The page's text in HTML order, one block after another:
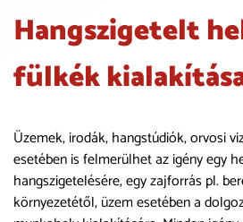
Hangszigetelt
fülkék
Üzemek, irodák, hangstúdiók, orvosi
esetében is felmerülhet az igény egy
hangszigetelésére, egy zajforrás pl.
környezetétől, üzem esetében a